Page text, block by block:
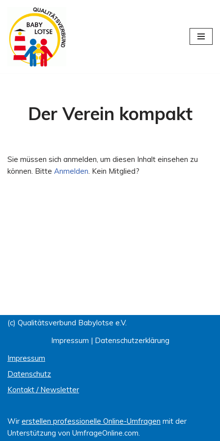
Zum
Inhalt
springen
Der Verein kompakt
Sie müssen sich anmelden, um diesen Inhalt einsehen zu
können. Bitte Anmelden. Kein Mitglied?
(c) Qualitätsverbund Babylotse e.V.
Impressum | Datenschutzerklärung
Impressum
Datenschutz
Kontakt / Newsletter
Wir erstellen professionelle Online-Umfragen mit der
Unterstützung von UmfrageOnline.com.